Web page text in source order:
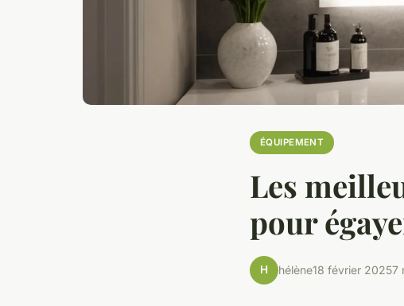
ÉQUIPEMENT
Les
pour
H hélène18 février 20257